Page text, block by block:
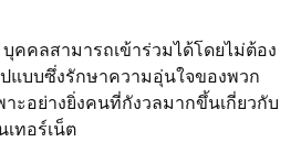
คคลสามารถเข้าร่วมได้โดยไม่ต้อง
ปแบบซึ่งรักษาความอุ่นใจของพวก
าะอย่างยิ่งคนที่กังวลมากขึ้นเกี่ยวกับ
ทอร์เน็ต